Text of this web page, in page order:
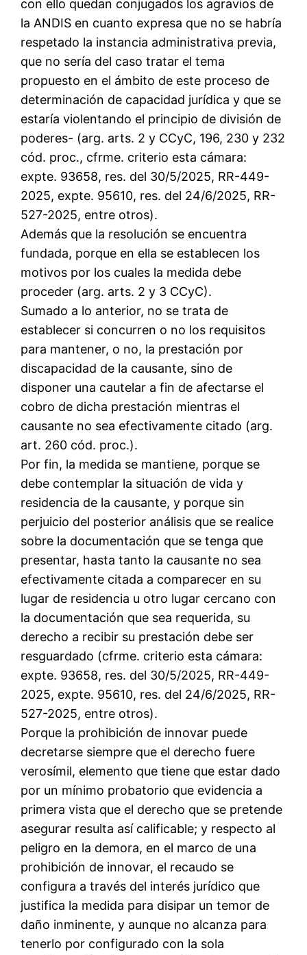
con ello quedan conjugados los agravios de
la ANDIS en cuanto expresa que no se habría
respetado la instancia administrativa previa,
que no sería del caso tratar el tema
propuesto en el ámbito de este proceso de
determinación de capacidad jurídica y que se
estaría violentando el principio de división de
poderes- (arg. arts. 2 y CCyC, 196, 230 y 232
cód. proc., cfrme. criterio esta cámara:
expte. 93658, res. del 30/5/2025, RR-449-
2025, expte. 95610, res. del 24/6/2025, RR-
527-2025, entre otros).
Además que la resolución se encuentra
fundada, porque en ella se establecen los
motivos por los cuales la medida debe
proceder (arg. arts. 2 y 3 CCyC).
Sumado a lo anterior, no se trata de
establecer si concurren o no los requisitos
para mantener, o no, la prestación por
discapacidad de la causante, sino de
disponer una cautelar a fin de afectarse el
cobro de dicha prestación mientras el
causante no sea efectivamente citado (arg.
art. 260 cód. proc.).
Por fin, la medida se mantiene, porque se
debe contemplar la situación de vida y
residencia de la causante, y porque sin
perjuicio del posterior análisis que se realice
sobre la documentación que se tenga que
presentar, hasta tanto la causante no sea
efectivamente citada a comparecer en su
lugar de residencia u otro lugar cercano con
la documentación que sea requerida, su
derecho a recibir su prestación debe ser
resguardado (cfrme. criterio esta cámara:
expte. 93658, res. del 30/5/2025, RR-449-
2025, expte. 95610, res. del 24/6/2025, RR-
527-2025, entre otros).
Porque la prohibición de innovar puede
decretarse siempre que el derecho fuere
verosímil, elemento que tiene que estar dado
por un mínimo probatorio que evidencia a
primera vista que el derecho que se pretende
asegurar resulta así calificable; y respecto al
peligro en la demora, en el marco de una
prohibición de innovar, el recaudo se
configura a través del interés jurídico que
justifica la medida para disipar un temor de
daño inminente, y aunque no alcanza para
tenerlo por configurado con la sola